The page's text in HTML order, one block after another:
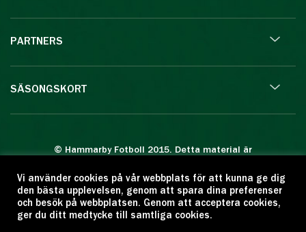
PARTNERS
SÄSONGSKORT
© Hammarby Fotboll 2015. Detta material är
Eftertryck eller annan kopiering är förbjuden.
Citera oss gärna men ange källan:
www.hammarbyfotboll.se. Ansvarig utgivare:
Vi använder cookies på vår webbplats för att kunna ge dig
den bästa upplevelsen, genom att spara dina preferenser
och besök på webbplatsen. Genom att acceptera cookies,
ger du ditt medtycke till samtliga cookies.